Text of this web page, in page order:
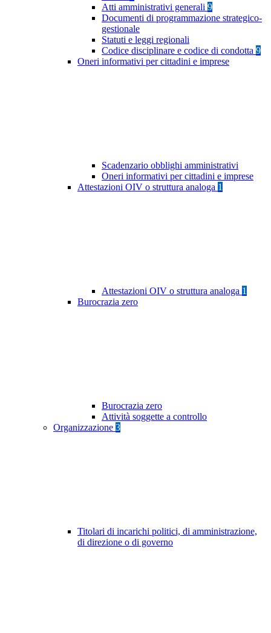
Atti amministrativi generali 9
Documenti di programmazione strategico-
gestionale
Statuti e leggi regionali
Codice disciplinare e codice di condotta 9
Oneri informativi per cittadini e imprese
Scadenzario obblighi amministrativi
Oneri informativi per cittadini e imprese
Attestazioni OIV o struttura analoga 1
Attestazioni OIV o struttura analoga 1
Burocrazia zero
Burocrazia zero
Attività soggette a controllo
Organizzazione 3
Titolari di incarichi politici, di amministrazione,
di direzione o di governo